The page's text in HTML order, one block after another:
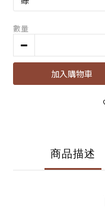
數量
加入購物車
商品描述